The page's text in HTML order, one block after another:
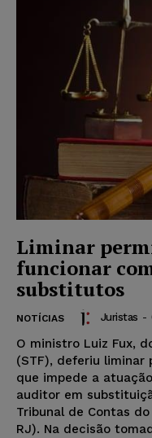
Liminar
funcionar
substitutos
NOTÍCIAS Juristas -
O ministro Luiz Fux,
(STF), deferiu liminar
que impede a
auditor em
Tribunal de Contas
RJ). Na decisão